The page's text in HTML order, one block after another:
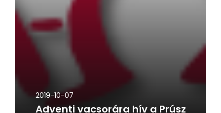
2019-10-07
Adventi vacsorára hív a Prúsz